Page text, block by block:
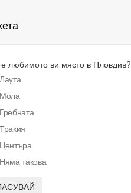
любимото ви място в Пловдив?
Лаута
Мола
Гребната
Тракия
Центъра
Няма такова